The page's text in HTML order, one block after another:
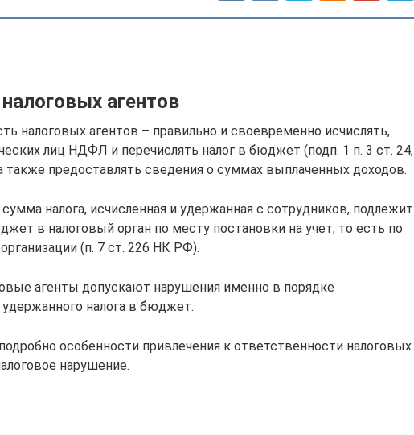
агентов
налоговых агентов – правильно и своевременно исчислять,
лиц НДФЛ и перечислять налог в бюджет (подп. 1 п. 3 ст. 24,
также предоставлять сведения о суммах выплаченных доходов.
налога, исчисленная и удержанная с со­­трудников, подлежит
в налоговый орган по месту постановки на учет, то есть по
(п. 7 ст. 226 НК РФ).
агенты­ допускают нарушения именно в по­­рядке
налога в бюджет.
особенности привлечения к ответственности налоговых
нарушение.